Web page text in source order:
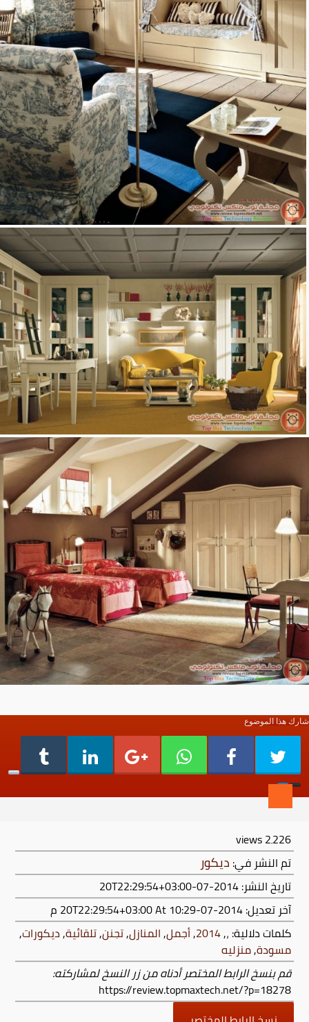
شارك هذا الموضوع
2٬226views
تم النشر في: ديكور
تاريخ النشر: 2014-07-20T22:29:54+03:00
آخر تعديل:2014-07-20T22:29:54+03:00
At 10:29 م
كلمات دلالية: ،,
2014
,أجمل,المنازل,تجنن,تلقائية,ديكورات,
مسودة,منزليه
قم بنسخ الرابط المختصر أدناه من زر النسخ لمشاركته:
https://review.topmaxtech.net/?p=18278